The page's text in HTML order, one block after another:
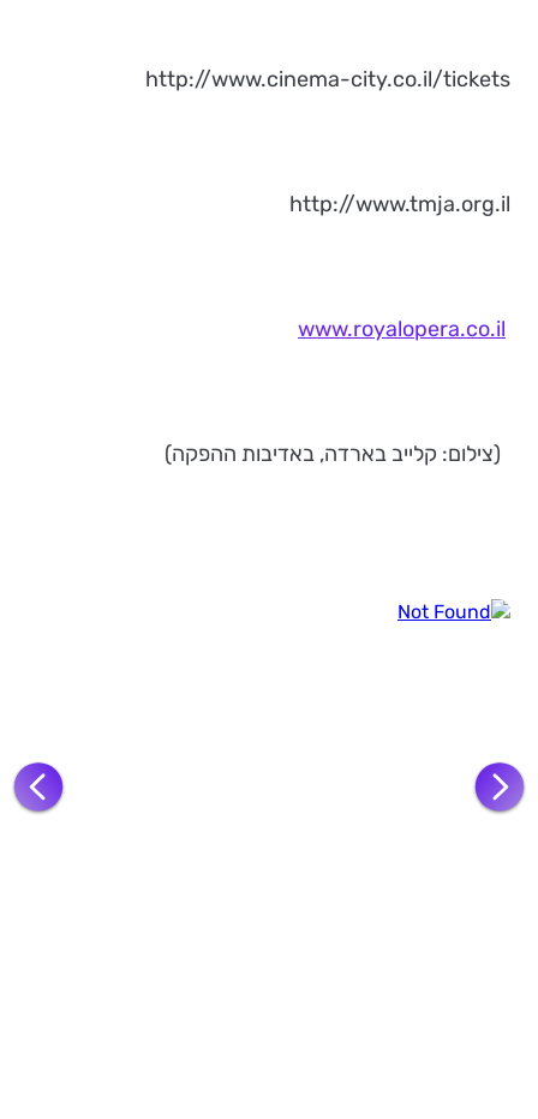
http://www.cinema-city.co.il/tickets
http://www.tmja.org.il
www.royalopera.co.il
(צילום: קלייב בארדה, באדיבות ההפקה)